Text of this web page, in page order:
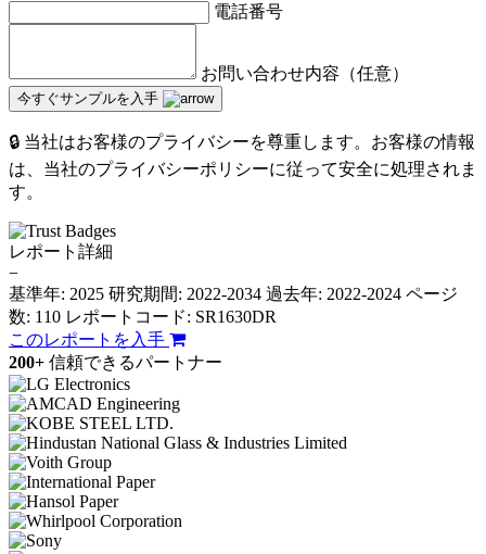
電話番号
お問い合わせ内容（任意）
今すぐサンプルを入手
🔒 当社はお客様のプライバシーを尊重します。お客様の情報
は、当社のプライバシーポリシーに従って安全に処理されま
す。
レポート詳細
−
基準年: 2025 研究期間: 2022-2034 過去年: 2022-2024 ページ
数: 110 レポートコード: SR1630DR
このレポートを入手
200+ 信頼できるパートナー